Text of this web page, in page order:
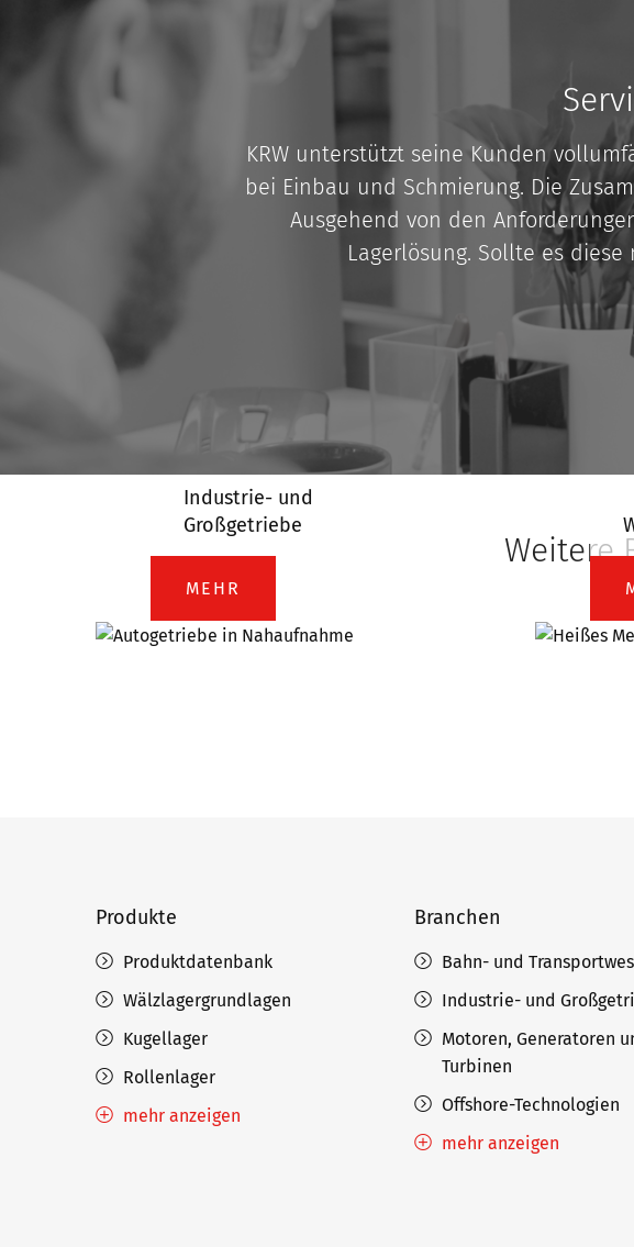
KRW unterstützt seine Kunden
bei Einbau und Schmierung. Die
Ausgehend von den
Lagerlösung. Sollte es
Weitere
Industrie- und
Großgetriebe
MEHR
Produkte
Produktdatenbank
Wälzlagergrundlagen
Kugellager
Rollenlager
mehr anzeigen
Branchen
Bahn- und
Industrie- und
Motoren, Generatoren
Turbinen
Offshore-Technologien
mehr anzeigen